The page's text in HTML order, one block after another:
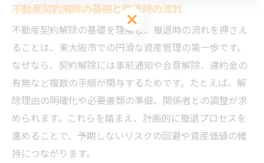
不動産契約解除の基礎と撤退時の流れ
不動産契約解除の基礎を理解し、撤退時の流れを押さえ
ることは、東大阪市での円滑な資産管理の第一歩です。
なぜなら、契約解除には事前通知や合意解除、違約金の
有無など複数の手順が関与するためです。たとえば、解
除理由の明確化や必要書類の準備、関係者との調整が求
められます。これらを踏まえ、計画的に撤退プロセスを
進めることで、予期しないリスクの回避や資産価値の維
持につながります。
お気軽にご相談ください